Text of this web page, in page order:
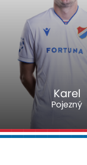
Karel
Pojezný